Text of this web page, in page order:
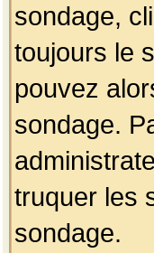
sondage,
toujours le
pouvez
sondage.
truquer les
sondage.